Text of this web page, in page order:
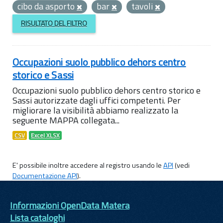
cibo da asporto
bar tavoli
RISULTATO DEL FILTRO
Occupazioni suolo pubblico dehors centro
storico e Sassi
Occupazioni suolo pubblico dehors centro storico e
Sassi autorizzate dagli uffici competenti. Per
migliorare la visibilità abbiamo realizzato la
seguente MAPPA collegata...
CSV Excel XLSX
E' possibile inoltre accedere al registro usando leAPI(vedi
Documentazione API).
Informazioni OpenData Matera
Lista cataloghi